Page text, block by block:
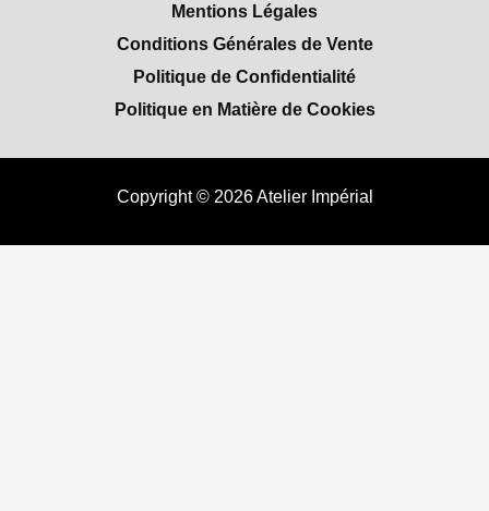
Mentions Légales
Conditions Générales de Vente
Politique de Confidentialité
Politique en Matière de Cookies
Copyright © 2026 Atelier Impérial